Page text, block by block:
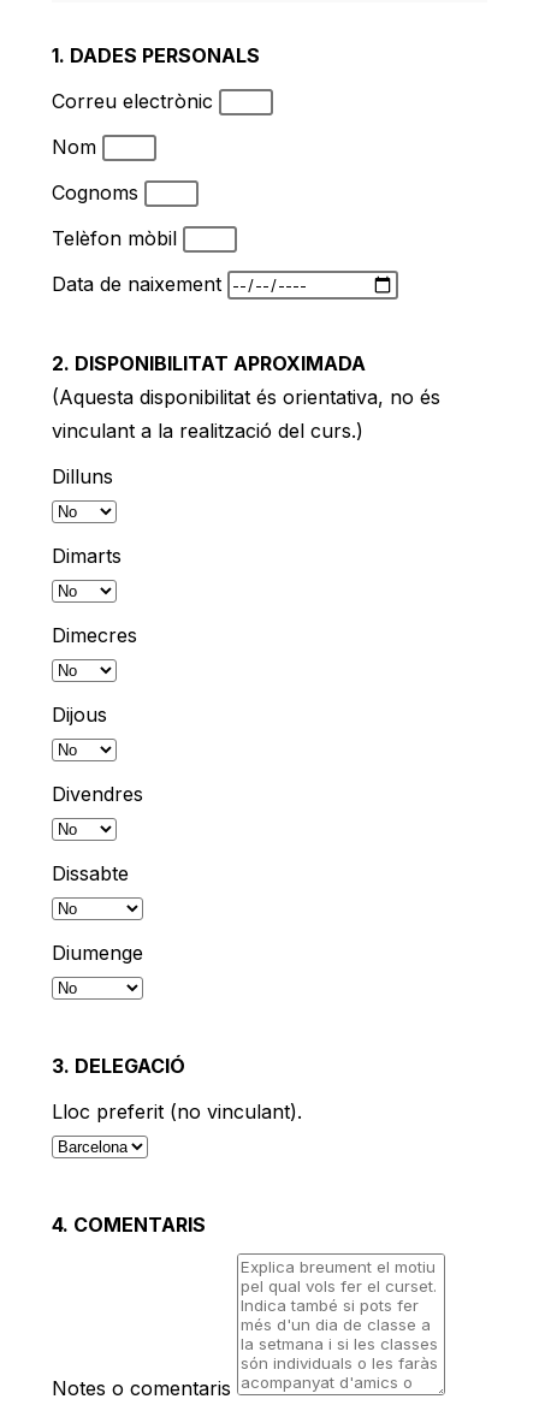
1. DADES PERSONALS
Correu electrònic
Nom
Cognoms
Telèfon mòbil
Data de naixement
2. DISPONIBILITAT APROXIMADA
(Aquesta disponibilitat és orientativa, no és
vinculant a la realització del curs.)
Dilluns
Dimarts
Dimecres
Dijous
Divendres
Dissabte
Diumenge
3. DELEGACIÓ
Lloc preferit (no vinculant).
4. COMENTARIS
Notes o comentaris